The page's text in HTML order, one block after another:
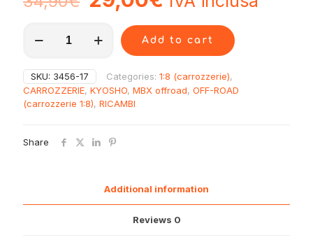
Carrozzeria
Trasparente
Kyosho
MP9
Add to cart
SKU: 3456-17 Categories: 1:8 (carrozzerie),
CARROZZERIE, KYOSHO, MBX offroad, OFF-ROAD
(carrozzerie 1:8), RICAMBI
Share
Additional information
Reviews 0